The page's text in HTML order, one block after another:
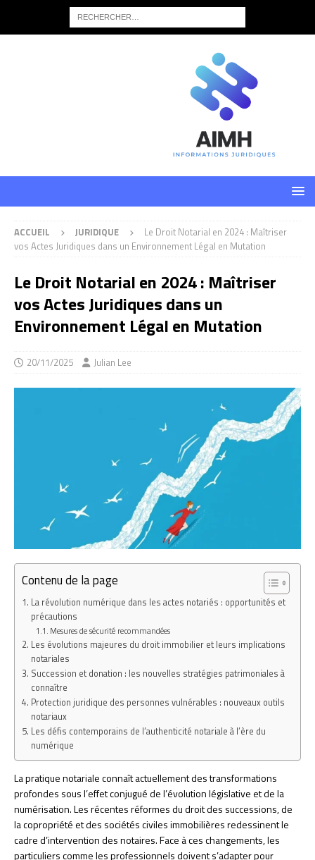
ACCUEIL JURIDIQUE
Le Droit Notarial en 2024 : Maîtriser
vos Actes Juridiques dans un Environnement Légal en Mutation
Le Droit Notarial en 2024 : Maîtriser
vos Actes Juridiques dans un
Environnement Légal en Mutation
20/11/2025 Julian Lee
Contenu de la page
La révolution numérique dans les actes notariés : opportunités et
précautions
Mesures de sécurité recommandées
Les évolutions majeures du droit immobilier et leurs implications
notariales
Succession et donation : les nouvelles stratégies patrimoniales à
connaître
Protection juridique des personnes vulnérables : nouveaux outils
notariaux
Les défis contemporains de l’authenticité notariale à l’ère du
numérique
La pratique notariale connaît actuellement des transformations
profondes sous l’effet conjugué de l’évolution législative et de la
numérisation. Les récentes réformes du droit des successions, de
la copropriété et des sociétés civiles immobilières redessinent le
cadre d’intervention des notaires. Face à ces changements, les
particuliers comme les professionnels doivent s’adapter pour